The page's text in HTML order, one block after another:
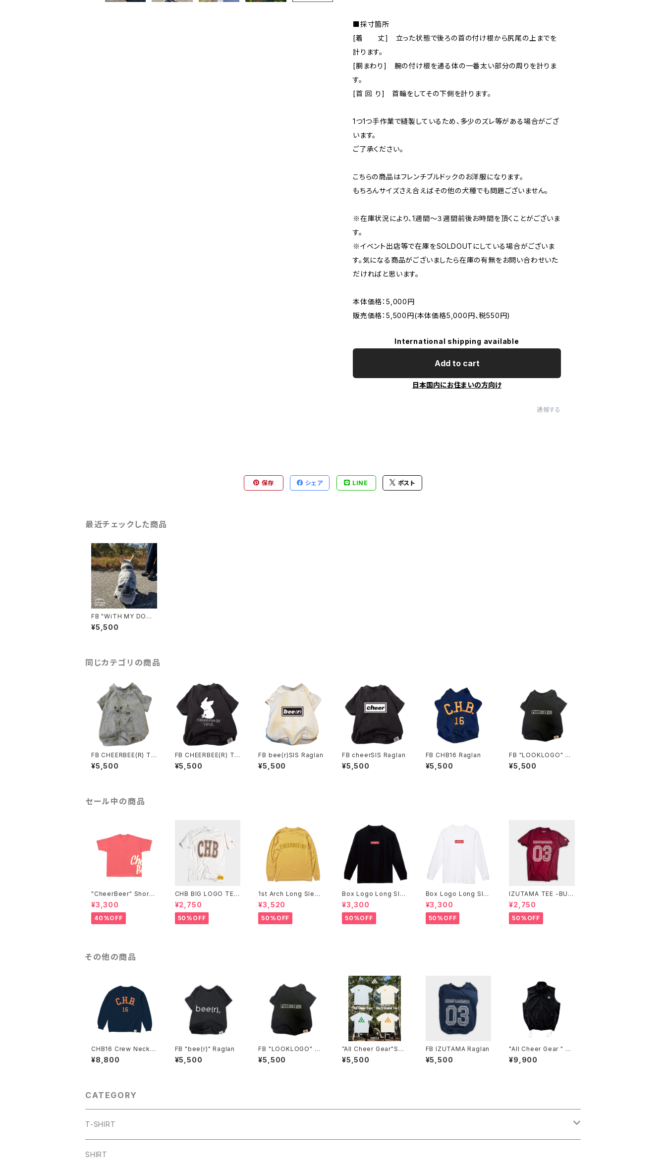
■採寸箇所
[着 丈] 立った状態で後ろの首の付け根から尻尾の上までを
計ります。
[胴まわり] 腕の付け根を通る体の一番太い部分の周りを計りま
す。
[首 回 り] 首輪をしてその下側を計ります。
1つ1つ手作業で縫製しているため、多少のズレ等がある場合がござ
います。
ご了承ください。
こちらの商品はフレンチブルドックのお洋服になります。
もちろんサイズさえ合えばその他の犬種でも問題ございません。
※在庫状況により、1週間〜３週間前後お時間を頂くことがございま
す。
※イベント出店等で在庫をSOLDOUTにしている場合がございま
す。気になる商品がございましたら在庫の有無をお問い合わせいた
だければと思います。
本体価格：5,000円
販売価格：5,500円(本体価格5,000円、税550円)
International shipping available
Add to cart
日本国内にお住まいの方向け
通報する
保存 シェア LINE ポスト
最近チェックした商品
FB "WiTH MY DOGG
O Photo" Raglan
¥5,500
同じカテゴリの商品
FB CHEERBEE(R) Ti
me 4 Elements Ragl
an
¥5,500
FB CHEERBEE(R) Ti
me silhouette Ragla
n
¥5,500
FB bee(r)SIS Raglan
¥5,500
FB cheerSIS Raglan
¥5,500
FB CHB16 Raglan
¥5,500
FB "LOOKLOGO" Ra
glan
¥5,500
セール中の商品
"CheerBeer" Short
Sleeve Tee
¥3,300
40%OFF
CHB BIG LOGO TEE
-WHITE-
¥2,750
50%OFF
1st Arch Long Sleev
e Tee -Mustard-
¥3,520
50%OFF
Box Logo Long Sle
eve Tee -Black-
¥3,300
50%OFF
Box Logo Long Sle
eve Tee -White-
¥3,300
50%OFF
IZUTAMA TEE -BUR
GUNDY-
¥2,750
50%OFF
その他の商品
CHB16 Crew Neck S
weat
¥8,800
FB "bee(r)" Raglan
¥5,500
FB "LOOKLOGO" Ra
glan
¥5,500
”All Cheer Gear"Sho
rt Sleeve Tee
¥5,500
FB IZUTAMA Raglan
¥5,500
"All Cheer Gear " Fl
eece VEST
¥9,900
CATEGORY
T-SHIRT
ARCH
SHIRT